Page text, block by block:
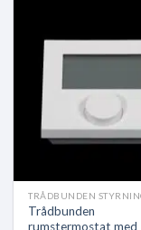
TRÅDBUNDEN
Trådbunden
rumstermostat med